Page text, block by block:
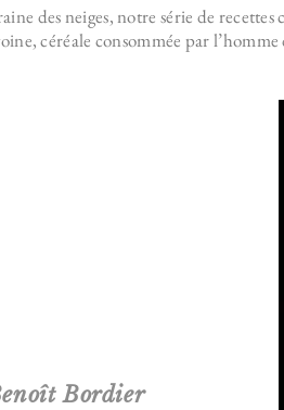
des neiges, notre série de
céréale consommée par
Bordier